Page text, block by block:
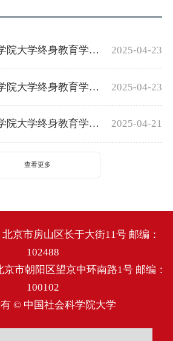
2025-04-23
大学终身教育学院 ...
2025-04-23
大学终身教育学院 ...
2025-04-21
大学终身教育学院...
查看更多
京市房山区长于大街11号 邮编：
102488
市朝阳区望京中环南路1号 邮编：
100102
© 中国社会科学院大学